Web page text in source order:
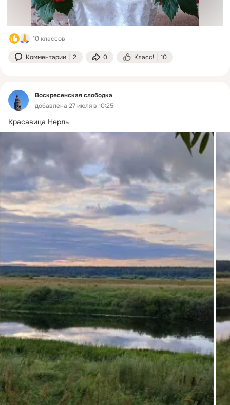
10 классов
Комментарии 2 0 Класс! 10
Воскресенская слободка
добавлена 27 июля в 10:25
Красавица Нерль